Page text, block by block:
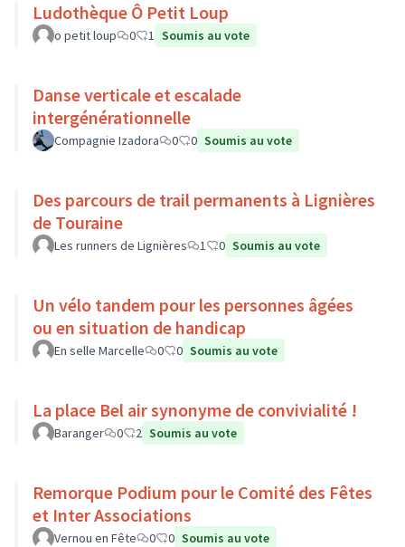
Ludothèque Ô Petit Loup
o petit loup 0 1 Soumis au vote
Danse verticale et escalade
intergénérationnelle
Compagnie Izadora 0 0 Soumis au vote
Des parcours de trail permanents à Lignières
de Touraine
Les runners de Lignières 1 0 Soumis au vote
Un vélo tandem pour les personnes âgées
ou en situation de handicap
En selle Marcelle 0 0 Soumis au vote
La place Bel air synonyme de convivialité !
Baranger 0 2 Soumis au vote
Remorque Podium pour le Comité des Fêtes
et Inter Associations
Vernou en Fête 0 0 Soumis au vote